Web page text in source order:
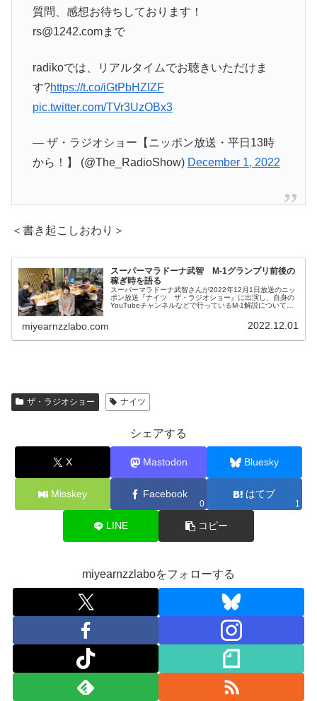
質問、感想お待ちしております！
rs@1242.comまで
radikoでは、リアルタイムでお聴きいただけま
す?https://t.co/iGtPbHZlZF
pic.twitter.com/TVr3UzOBx3
— ザ・ラジオショー【ニッポン放送・平日13時
から！】 (@The_RadioShow) December 1, 2022
＜書き起こしおわり＞
スーパーマラドーナ武智 M-1グランプリ前後の
稼ぎ時を語る
スーパーマラドーナ武智さんが2022年12月1日放送のニッ
ポン放送『ナイツ ザ・ラジオショー』に出演し、自身の
YouTubeチャンネルなどで行っているM-1解説についてト
miyearnzzlabo.com 2022.12.01
ザ・ラジオショー ナイツ
シェアする
X Mastodon Bluesky
Misskey Facebook
0
はてブ
1
LINE コピー
miyearnzzlaboをフォローする